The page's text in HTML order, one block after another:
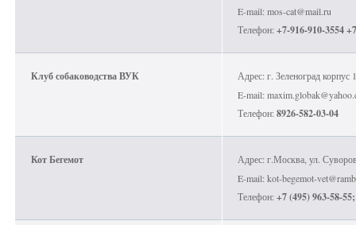
E-mail: mos-cat@mail.ru
Телефон: +7-916-910-3554
Клуб собаководства ВУК
Адрес: г. Зеленоград корпус
E-mail:
Телефон:8926-582-03-04
Кот Бегемот
Адрес: г.Москва, ул.
E-mail: kot-begemot-
Телефон: +7 (495) 963-58-